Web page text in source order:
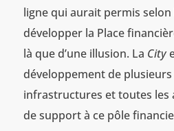
ligne qui aurait permis selon
développer la Place
là que d’une illusion. La City
développement de
infrastructures et toutes les
de support à ce pôle